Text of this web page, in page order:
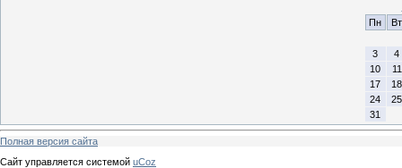
Пн
Вт
3
4
10
11
17
18
24
25
31
Полная версия сайта
Сайт управляется системой uCoz